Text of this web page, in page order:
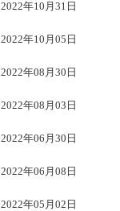
2022年10月31日
2022年10月05日
2022年08月30日
2022年08月03日
2022年06月30日
2022年06月08日
2022年05月02日